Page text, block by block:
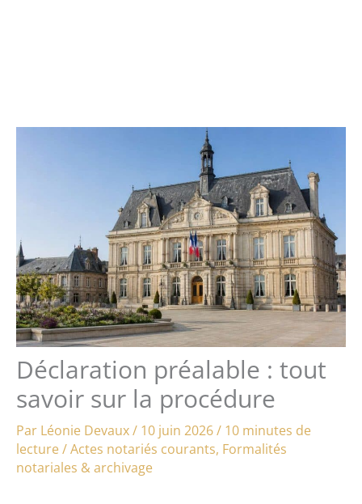
Déclaration préalable : tout
savoir sur la procédure
Par Léonie Devaux/ 10 juin 2026/ 10 minutes de
lecture/Actes notariés courants, Formalités
notariales & archivage